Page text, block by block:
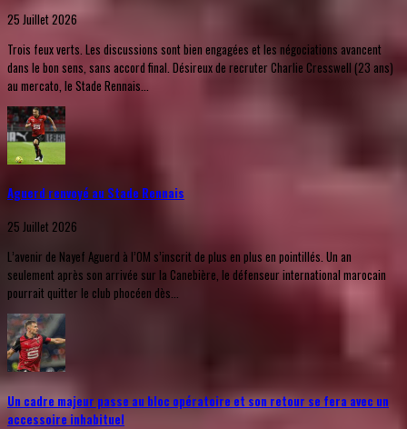
25 Juillet 2026
Trois feux verts. Les discussions sont bien engagées et les négociations avancent
dans le bon sens, sans accord final. Désireux de recruter Charlie Cresswell (23 ans)
au mercato, le Stade Rennais...
Aguerd renvoyé au Stade Rennais
25 Juillet 2026
L’avenir de Nayef Aguerd à l’OM s’inscrit de plus en plus en pointillés. Un an
seulement après son arrivée sur la Canebière, le défenseur international marocain
pourrait quitter le club phocéen dès...
Un cadre majeur passe au bloc opératoire et son retour se fera avec un
accessoire inhabituel